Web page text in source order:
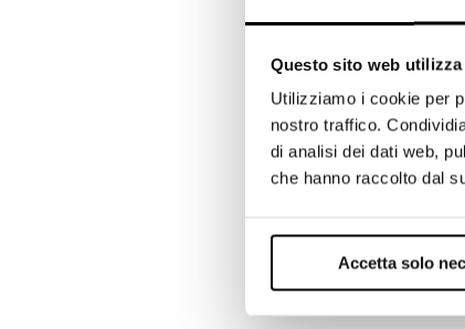
Questo sito web
Utilizziamo i cookie per
nostro traffico.
di analisi dei dati web,
che hanno raccolto dal
Accetta solo